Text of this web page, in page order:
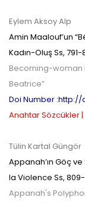
Eylem Aksoy Alp
Amin Maalouf’un
Kadın-Oluş Ss, 791-
Becoming-woman
Beatrice”
Doi Number :http://
Anahtar Sözcükler |
Tülin Kartal Güngör
Appanah’ın Göç
la Violence Ss,
Appanah's